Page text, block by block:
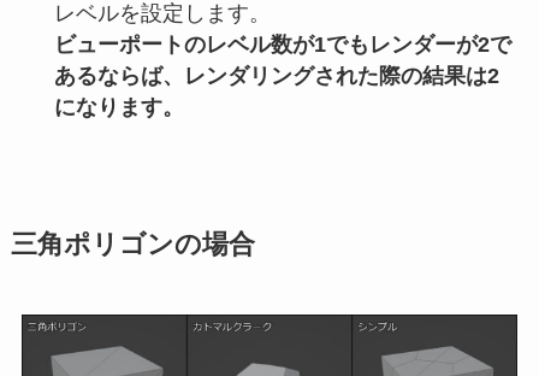
レベルを設定します。
ビューポートのレベル数が1でもレンダーが2で
あるならば、レンダリングされた際の結果は2
になります。
三角ポリゴンの場合